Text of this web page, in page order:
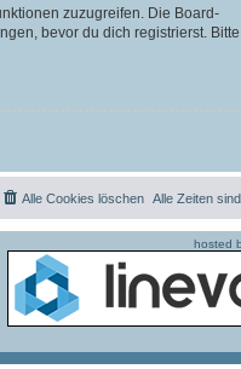
zuzugreifen. Die Board-
bevor du dich registrierst.
Alle Zeiten sind
Alle Cookies löschen
hosted